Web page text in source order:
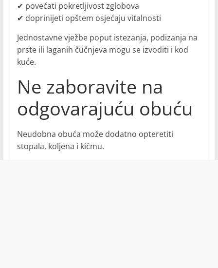
✔ povećati pokretljivost zglobova
✔ doprinijeti opštem osjećaju vitalnosti
Jednostavne vježbe poput istezanja, podizanja na
prste ili laganih čučnjeva mogu se izvoditi i kod
kuće.
Ne zaboravite na
odgovarajuću obuću
Neudobna obuća može dodatno opteretiti
stopala, koljena i kičmu.